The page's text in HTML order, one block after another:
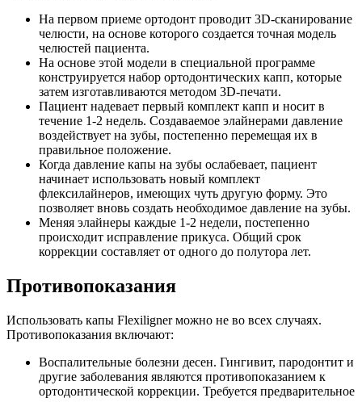
На первом приеме ортодонт проводит 3D-сканирование
челюсти, на основе которого создается точная модель
челюстей пациента.
На основе этой модели в специальной программе
конструируется набор ортодонтических капп, которые
затем изготавливаются методом 3D-печати.
Пациент надевает первый комплект капп и носит в
течение 1-2 недель. Создаваемое элайнерами давление
воздействует на зубы, постепенно перемещая их в
правильное положение.
Когда давление капы на зубы ослабевает, пациент
начинает использовать новый комплект
флексилайнеров, имеющих чуть другую форму. Это
позволяет вновь создать необходимое давление на зубы.
Меняя элайнеры каждые 1-2 недели, постепенно
происходит исправление прикуса. Общий срок
коррекции составляет от одного до полутора лет.
Противопоказания
Использовать капы Flexiligner можно не во всех случаях.
Противопоказания включают:
Воспалительные болезни десен. Гингивит, пародонтит и
другие заболевания являются противопоказанием к
ортодонтической коррекции. Требуется предварительное